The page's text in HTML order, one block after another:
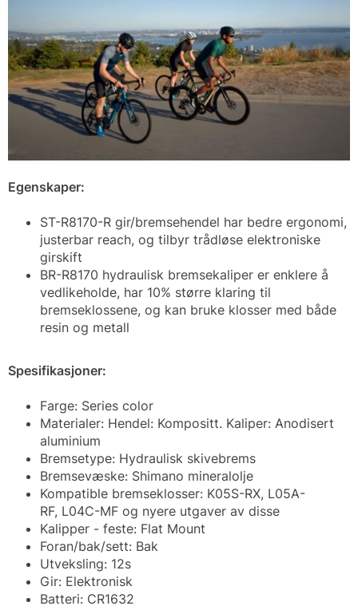
Egenskaper:
ST-R8170-R gir/bremsehendel har bedre ergonomi,
justerbar reach, og tilbyr trådløse elektroniske
girskift
BR-R8170 hydraulisk bremsekaliper er enklere å
vedlikeholde, har 10% større klaring til
bremseklossene, og kan bruke klosser med både
resin og metall
Spesifikasjoner:
Farge: Series color
Materialer: Hendel: Kompositt. Kaliper: Anodisert
aluminium
Bremsetype: Hydraulisk skivebrems
Bremsevæske: Shimano mineralolje
Kompatible bremseklosser: K05S-RX, L05A-
RF, L04C-MF og nyere utgaver av disse
Kalipper - feste: Flat Mount
Foran/bak/sett: Bak
Utveksling: 12s
Gir: Elektronisk
Batteri: CR1632